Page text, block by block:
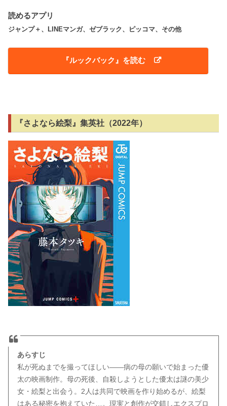
読めるアプリ
ジャンプ＋、LINEマンガ、ゼブラック、ピッコマ、その他
『ルックバック』を読む
『さよなら絵梨』集英社（2022年）
あらすじ
私が死ぬまでを撮ってほしい――病の母の願いで始まった優
太の映画制作。母の死後、自殺しようとした優太は謎の美少
女・絵梨と出会う。2人は共同で映画を作り始めるが、絵梨
はある秘密を抱えていた…。現実と創作が交錯しエクスプロ